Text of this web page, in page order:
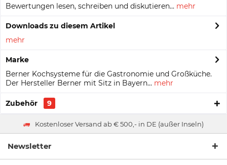
Bewertungen lesen, schreiben und diskutieren... mehr
Downloads zu diesem Artikel
mehr
Marke
Berner Kochsysteme für die Gastronomie und Großküche.
Der Hersteller Berner mit Sitz in Bayern... mehr
Zubehör 9
Kostenloser Versand ab € 500,- in DE (außer Inseln)
Newsletter